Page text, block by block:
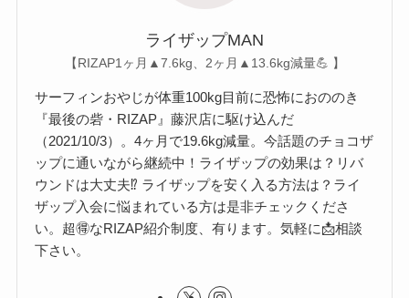
ライザップMAN
【RIZAP1ヶ月▲7.6kg、2ヶ月▲13.6kg減量💪 】
サーフィンおやじが体重100kg目前に恐怖におののき
『最後の砦・RIZAP』藤沢店に駆け込んだ
（2021/10/3）。4ヶ月で19.6kg減量。今話題のチョコザ
ップに通いながら継続中！ライザップの効果は？リバ
ウンドは大丈夫⁉︎ ライザップを安く入る方法は？ライ
ザップ入会に悩まれている方は是非チェックくださ
い。超🉐なRIZAP紹介制度、有ります。気軽に📩相談
下さい。